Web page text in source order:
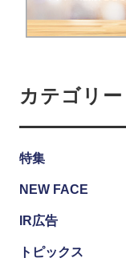
カテゴリー
特集
NEW FACE
IR広告
トピックス